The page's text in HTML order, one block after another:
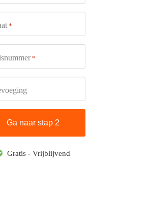
*
*
Gratis - Vrijblijvend